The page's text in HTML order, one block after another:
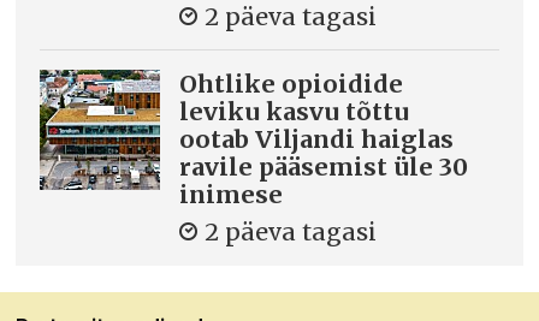
2 päeva tagasi
Ohtlike opioidide
leviku kasvu tõttu
ootab Viljandi haiglas
ravile pääsemist üle 30
inimese
2 päeva tagasi